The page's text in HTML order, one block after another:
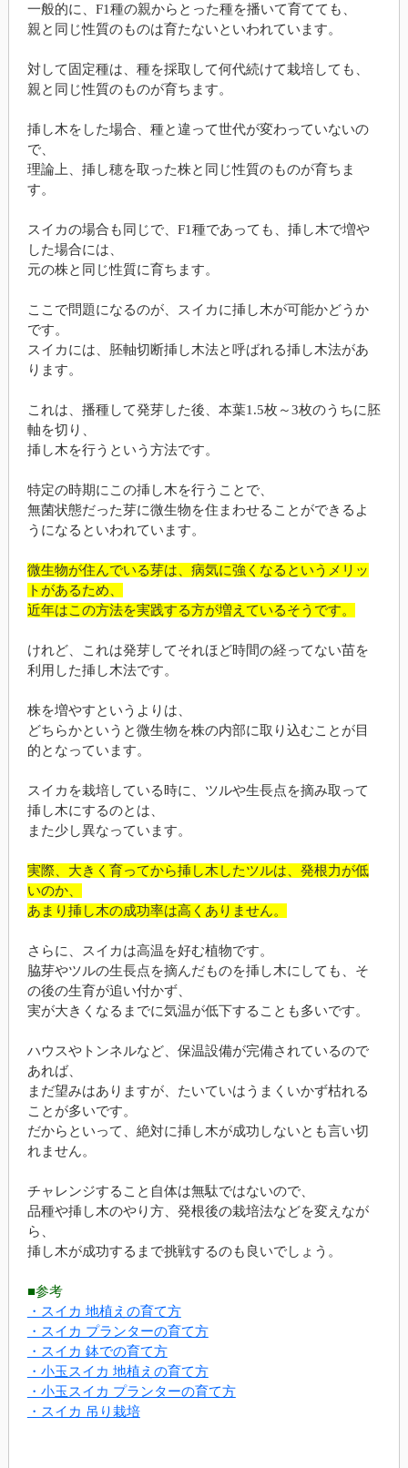
一般的に、F1種の親からとった種を播いて育てても、
親と同じ性質のものは育たないといわれています。
対して固定種は、種を採取して何代続けて栽培しても、
親と同じ性質のものが育ちます。
挿し木をした場合、種と違って世代が変わっていないの
で、
理論上、挿し穂を取った株と同じ性質のものが育ちま
す。
スイカの場合も同じで、F1種であっても、挿し木で増や
した場合には、
元の株と同じ性質に育ちます。
ここで問題になるのが、スイカに挿し木が可能かどうか
です。
スイカには、胚軸切断挿し木法と呼ばれる挿し木法があ
ります。
これは、播種して発芽した後、本葉1.5枚～3枚のうちに胚
軸を切り、
挿し木を行うという方法です。
特定の時期にこの挿し木を行うことで、
無菌状態だった芽に微生物を住まわせることができるよ
うになるといわれています。
微生物が住んでいる芽は、病気に強くなるというメリッ
トがあるため、
近年はこの方法を実践する方が増えているそうです。
けれど、これは発芽してそれほど時間の経ってない苗を
利用した挿し木法です。
株を増やすというよりは、
どちらかというと微生物を株の内部に取り込むことが目
的となっています。
スイカを栽培している時に、ツルや生長点を摘み取って
挿し木にするのとは、
また少し異なっています。
実際、大きく育ってから挿し木したツルは、発根力が低
いのか、
あまり挿し木の成功率は高くありません。
さらに、スイカは高温を好む植物です。
脇芽やツルの生長点を摘んだものを挿し木にしても、そ
の後の生育が追い付かず、
実が大きくなるまでに気温が低下することも多いです。
ハウスやトンネルなど、保温設備が完備されているので
あれば、
まだ望みはありますが、たいていはうまくいかず枯れる
ことが多いです。
だからといって、絶対に挿し木が成功しないとも言い切
れません。
チャレンジすること自体は無駄ではないので、
品種や挿し木のやり方、発根後の栽培法などを変えなが
ら、
挿し木が成功するまで挑戦するのも良いでしょう。
■参考
・スイカ 地植えの育て方
・スイカ プランターの育て方
・スイカ 鉢での育て方
・小玉スイカ 地植えの育て方
・小玉スイカ プランターの育て方
・スイカ 吊り栽培